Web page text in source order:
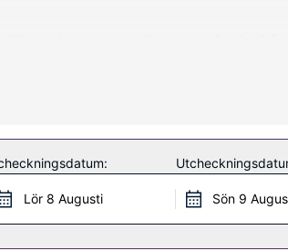
toalettartiklar och hårtorkar. På rummet
dagligen mellan 06.00 och 10.00.
reception (öppen dygnet runt)
Lör 8 Augusti Sön 9